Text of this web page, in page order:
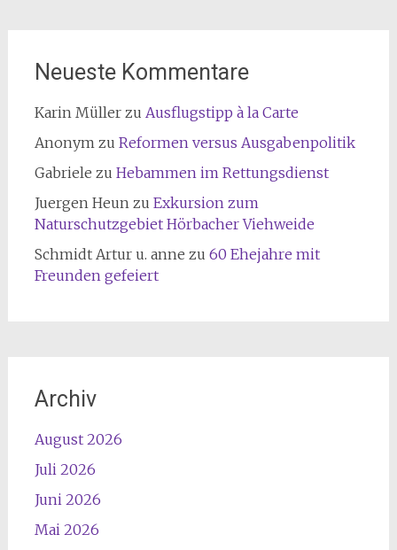
Neueste Kommentare
Karin Müllerzu Ausflugstipp à la Carte
Anonymzu Reformen versus Ausgabenpolitik
Gabriele zu Hebammen im Rettungsdienst
Juergen Heunzu Exkursion zum
Naturschutzgebiet Hörbacher Viehweide
Schmidt Artur u. anne zu 60 Ehejahre mit
Freunden gefeiert
Archiv
August 2026
Juli 2026
Juni 2026
Mai 2026